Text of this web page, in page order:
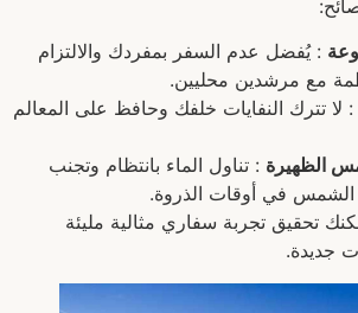
: يُفضل عدم السفر بمفردك والالتزام
مع مرشدين محليين.
: لا تترك النفايات خلفك وحافظ على المعالم
الظهيرة : تناول الماء بانتظام وتجنب
الشمس في أوقات الذروة.
تحقيق تجربة سفاري مثالية مليئة
جديدة.